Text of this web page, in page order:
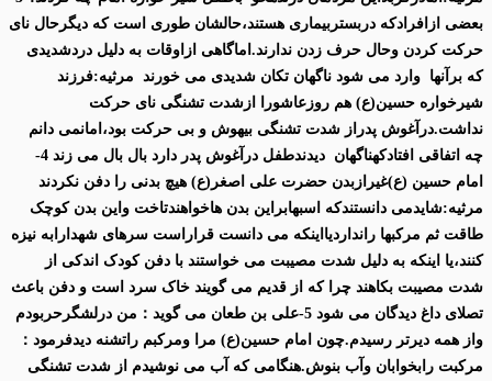
بعضی ازافرادکه دربستربیماری هستند،حالشان طوری است که دیگرحال نای
حرکت کردن وحال حرف زدن ندارند.اماگاهی ازاوقات به دلیل دردشدیدی
که برآنها وارد می شود ناگهان تکان شدیدی می خورند مرثیه:فرزند
شیرخواره حسین(ع) هم روزعاشورا ازشدت تشنگی نای حرکت
نداشت.درآغوش پدراز شدت تشنگی بیهوش و بی حرکت بود،امانمی دانم
چه اتفاقی افتادکهناگهان دیدندطفل درآغوش پدر دارد بال بال می زند 4-
امام حسین (ع)غیرازبدن حضرت علی اصغر(ع) هیچ بدنی را دفن نکردند
مرثیه:شایدمی دانستندکه اسبهابراین بدن هاخواهندتاخت واین بدن کوچک
طاقت ثم مرکبها رانداردیااینکه می دانست قراراست سرهای شهدارابه نیزه
کنند،یا اینکه به دلیل شدت مصیبت می خواستند با دفن کودک اندکی از
شدت مصیبت بکاهند چرا که از قدیم می گویند خاک سرد است و دفن باعث
تصلای داغ دیدگان می شود 5-علی بن طعان می گوید：من درلشگرحربودم
واز همه دیرتر رسیدم.چون امام حسین(ع) مرا ومرکبم راتشنه دیدفرمود：
مرکبت رابخوابان وآب بنوش.هنگامی که آب می نوشیدم از شدت تشنگی